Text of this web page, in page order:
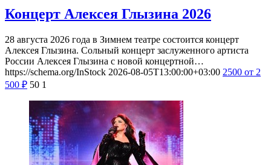
Концерт Алексея Глызина 2026
28 августа 2026 года в Зимнем театре состоится концерт
Алексея Глызина. Сольный концерт заслуженного артиста
России Алексея Глызина с новой концертной…
https://schema.org/InStock 2026-08-05T13:00:00+03:00 2500 от 2
500 ₽ 50 1